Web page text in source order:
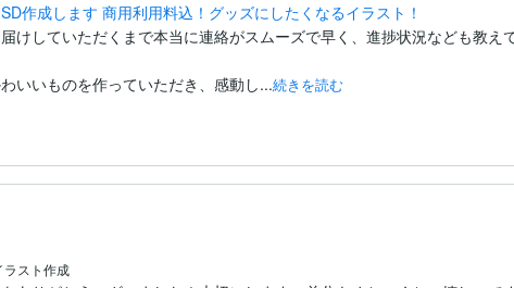
作成します 商用利用料込！グッズにしたくなるイラスト！
けしていただくまで本当に連絡がスムーズで早く、進捗状況なども教え
いいものを作っていただき、感動し...続きを読む
ラスト作成